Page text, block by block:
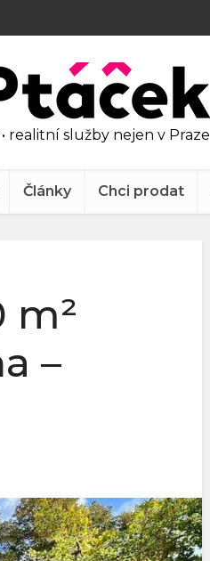
realitní služby nejen v Praze
Články Chci prodat
m²
–